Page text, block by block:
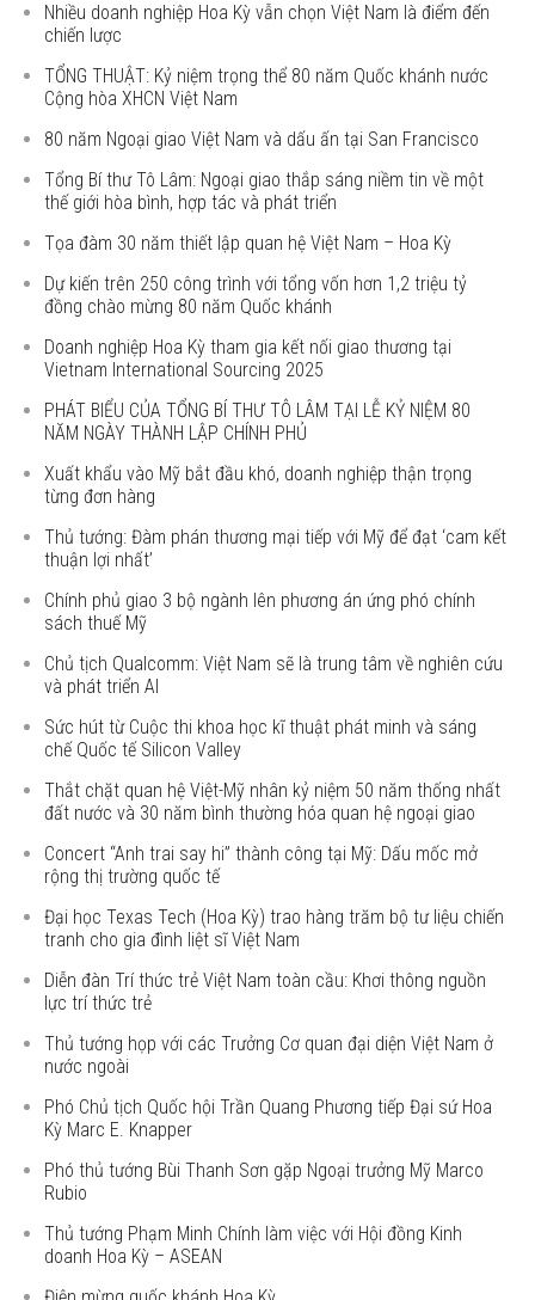
Nhiều doanh nghiệp Hoa Kỳ vẫn chọn Việt Nam là điểm đến
chiến lược
TỔNG THUẬT: Kỷ niệm trọng thể 80 năm Quốc khánh nước
Cộng hòa XHCN Việt Nam
80 năm Ngoại giao Việt Nam và dấu ấn tại San Francisco
Tổng Bí thư Tô Lâm: Ngoại giao thắp sáng niềm tin về một
thế giới hòa bình, hợp tác và phát triển
Tọa đàm 30 năm thiết lập quan hệ Việt Nam – Hoa Kỳ
Dự kiến trên 250 công trình với tổng vốn hơn 1,2 triệu tỷ
đồng chào mừng 80 năm Quốc khánh
Doanh nghiệp Hoa Kỳ tham gia kết nối giao thương tại
Vietnam International Sourcing 2025
PHÁT BIỂU CỦA TỔNG BÍ THƯ TÔ LÂM TẠI LỄ KỶ NIỆM 80
NĂM NGÀY THÀNH LẬP CHÍNH PHỦ
Xuất khẩu vào Mỹ bắt đầu khó, doanh nghiệp thận trọng
từng đơn hàng
Thủ tướng: Đàm phán thương mại tiếp với Mỹ để đạt ‘cam kết
thuận lợi nhất’
Chính phủ giao 3 bộ ngành lên phương án ứng phó chính
sách thuế Mỹ
Chủ tịch Qualcomm: Việt Nam sẽ là trung tâm về nghiên cứu
và phát triển AI
Sức hút từ Cuộc thi khoa học kĩ thuật phát minh và sáng
chế Quốc tế Silicon Valley
Thắt chặt quan hệ Việt-Mỹ nhân kỷ niệm 50 năm thống nhất
đất nước và 30 năm bình thường hóa quan hệ ngoại giao
Concert “Anh trai say hi” thành công tại Mỹ: Dấu mốc mở
rộng thị trường quốc tế
Đại học Texas Tech (Hoa Kỳ) trao hàng trăm bộ tư liệu chiến
tranh cho gia đình liệt sĩ Việt Nam
Diễn đàn Trí thức trẻ Việt Nam toàn cầu: Khơi thông nguồn
lực trí thức trẻ
Thủ tướng họp với các Trưởng Cơ quan đại diện Việt Nam ở
nước ngoài
Phó Chủ tịch Quốc hội Trần Quang Phương tiếp Đại sứ Hoa
Kỳ Marc E. Knapper
Phó thủ tướng Bùi Thanh Sơn gặp Ngoại trưởng Mỹ Marco
Rubio
Thủ tướng Phạm Minh Chính làm việc với Hội đồng Kinh
doanh Hoa Kỳ – ASEAN